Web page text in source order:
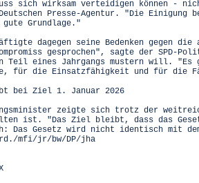
sich wirksam verteidigen können -
Presse-Agentur. "Die Einigung
Grundlage."
dagegen seine Bedenken gegen die
gesprochen", sagte der SPD-
Teil eines Jahrgangs mustern will. "Es
für die Einsatzfähigkeit und für die
bei Ziel 1. Januar 2026
zeigte sich trotz der
ist. "Das Ziel bleibt, dass das
Das Gesetz wird nicht identisch mit
mfi/jr/bw/DP/jha